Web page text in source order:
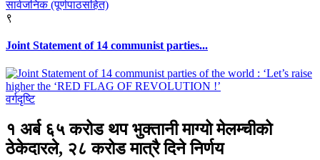
९
Joint Statement of 14 communist parties...
वर्गदृष्टि
१ अर्ब ६५ करोड थप भुक्तानी माग्यो मेलम्चीको
ठेकेदारले, २८ करोड मात्रै दिने निर्णय